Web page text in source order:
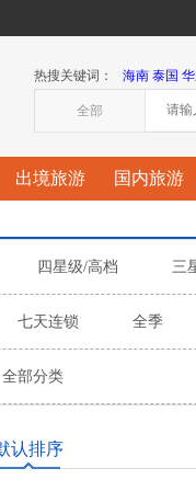
限责任公司!
热搜关键词： 海南 泰国
全部
出境旅游 国内旅游
四星级/高档 三
七天连锁 全季
全部分类
认排序